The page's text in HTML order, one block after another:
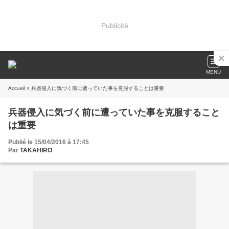
Publicité
MENU
Accueil » 兵器侵入に気づく前に遭っていた事を克服することは重要
兵器侵入に気づく前に遭っていた事を克服すること
は重要
Publié le 15/04/2016 à 17:45
Par TAKAHIRO